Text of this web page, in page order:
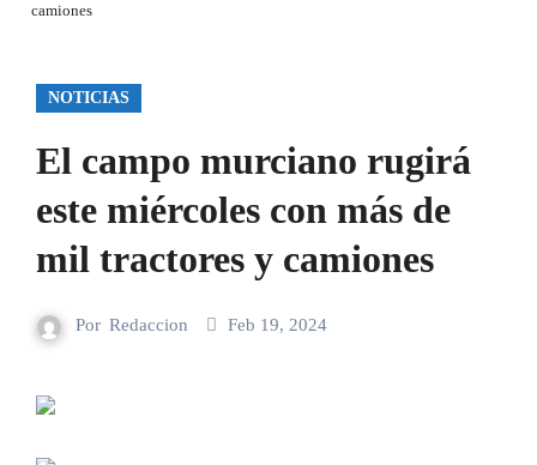
camiones
NOTICIAS
El campo murciano rugirá
este miércoles con más de
mil tractores y camiones
Por Redaccion Feb 19, 2024